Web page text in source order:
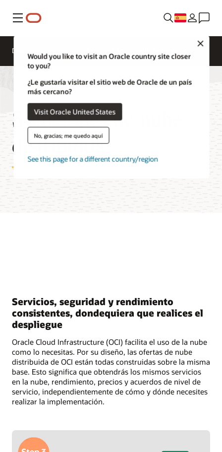
Menú
Would you like to visit an Oracle country site closer
to you?
¿Le gustaría visitar el sitio web de Oracle de un país
más cercano?
Visit Oracle United States
No, gracias; me quedo aquí
See this page for a different country/region
Descripción general
Soluciones de nube
distribuida
Servicios, seguridad y rendimiento
consistentes, dondequiera que realices el
despliegue
Oracle Cloud Infrastructure (OCI) facilita el uso de la nube
como lo necesitas. Por su diseño, las ofertas de nube
distribuida de OCI están todas construidas sobre la misma
base. Esto significa que obtendrás los mismos servicios
en la nube, rendimiento, precios y acuerdos de nivel de
servicio, independientemente de cómo y dónde necesites
realizar la implementación.